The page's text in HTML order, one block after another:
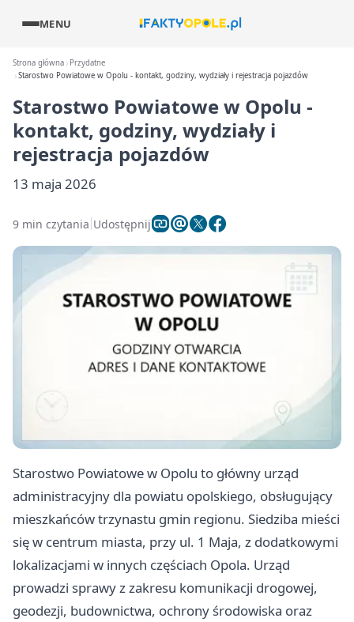
MENU
Strona główna
Przydatne
Starostwo Powiatowe w Opolu - kontakt, godziny, wydziały i rejestracja pojazdów
Starostwo Powiatowe w Opolu -
kontakt, godziny, wydziały i
rejestracja pojazdów
13 maja 2026
9 min czytania Udostępnij
Starostwo Powiatowe w Opolu to główny urząd
administracyjny dla powiatu opolskiego, obsługujący
mieszkańców trzynastu gmin regionu. Siedziba mieści
się w centrum miasta, przy ul. 1 Maja, z dodatkowymi
lokalizacjami w innych częściach Opola. Urząd
prowadzi sprawy z zakresu komunikacji drogowej,
geodezji, budownictwa, ochrony środowiska oraz